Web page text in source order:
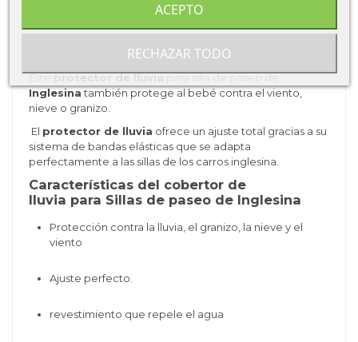
carros Inglesina. El plegado es muy compacto.
Esteprotector de lluviapara silla de paseo de
Inglesinatambién protege al bebé contra el viento,
nieve o granizo.
El protector de lluvia ofrece un ajuste total gracias a su
sistema de bandas elásticas que se adapta
perfectamente a las sillas de los carros inglesina.
Características del cobertor de
lluvia para Sillas de paseo de Inglesina
Protección contra la lluvia, el granizo, la nieve y el
viento
Ajuste perfecto.
revestimiento que repele el agua
RECHAZAR TODO
ACEPTO